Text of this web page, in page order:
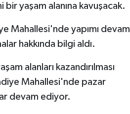
bir yaşam alanına kavuşacak.
Mahallesi'nde yapımı devam
hakkında bilgi aldı.
alanları kazandırılması
Mahallesi'nde pazar
devam ediyor.